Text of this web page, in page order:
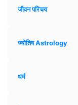
जीवन परिचय
ज्योतिष Astrology
धर्म